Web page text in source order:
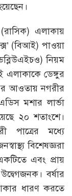
এলাকায়
(বিআই) পাওয়া
নিয়ম
ডেঙ্গুর
আওতায় নগরীর
মশার লার্ভা
২০ শতাংশে।
পাত্রের মধ্যে
বিশেষজ্ঞরা
এবং প্রায়
বর্ষার
ধারণ করতে